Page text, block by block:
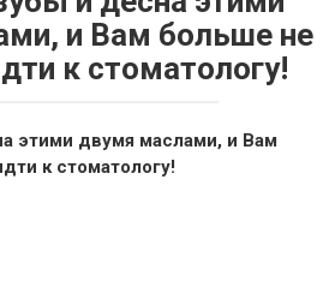
и Вам больше не
к стоматологу!
этими двумя маслами, и Вам
к стоматологу!